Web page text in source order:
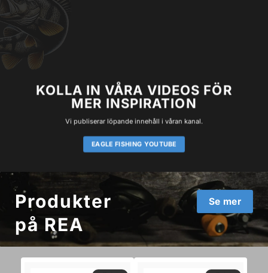
KOLLA IN VÅRA VIDEOS FÖR
MER INSPIRATION
Vi publiserar löpande innehåll i våran kanal.
EAGLE FISHING YOUTUBE
Produkter
på REA
Se mer